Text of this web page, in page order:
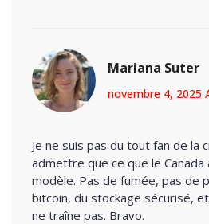
Mariana Suter
novembre 4, 2025
Je ne suis pas du tout fan de la
admettre que ce que le Canada
modèle. Pas de fumée, pas de
bitcoin, du stockage sécurisé,
ne traîne pas. Bravo.